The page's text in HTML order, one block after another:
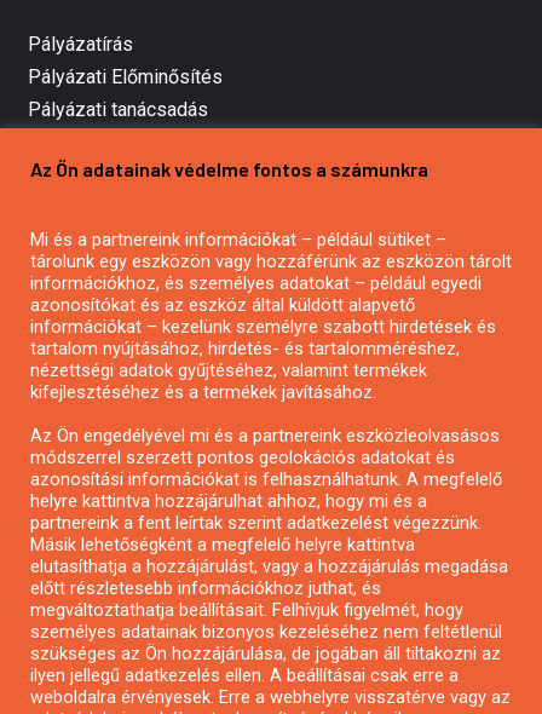
Pályázatírás
Pályázati Előminősítés
Pályázati tanácsadás
Mezőgazdasági pályázatírás
Pályázatírás civil szervezeteknek
Pályázatírás önkormányzatoknak
Pályázatfigyelés
Specifikus pályázatfigyelés vagy hírlevél
Pályázatok magánszemélyeknek
Pályázatok civil szervezeteknek
Pályázatok vállalkozásoknak
Önkormányzati pályázatok
Mezőgazdasági pályázatok
Falusi turizmus pályázatok
Napelem pályázatok
Az Ön adatainak védelme fontos a számunkra
Mi és a partnereink információkat – például sütiket –
tárolunk egy eszközön vagy hozzáférünk az eszközön tárolt
információkhoz, és személyes adatokat – például egyedi
azonosítókat és az eszköz által küldött alapvető
információkat – kezelünk személyre szabott hirdetések és
tartalom nyújtásához, hirdetés- és tartalomméréshez,
nézettségi adatok gyűjtéséhez, valamint termékek
kifejlesztéséhez és a termékek javításához.
Az Ön engedélyével mi és a partnereink eszközleolvasásos
módszerrel szerzett pontos geolokációs adatokat és
azonosítási információkat is felhasználhatunk. A megfelelő
helyre kattintva hozzájárulhat ahhoz, hogy mi és a
partnereink a fent leírtak szerint adatkezelést végezzünk.
Másik lehetőségként a megfelelő helyre kattintva
elutasíthatja a hozzájárulást, vagy a hozzájárulás megadása
előtt részletesebb információkhoz juthat, és
megváltoztathatja beállításait. Felhívjuk figyelmét, hogy
személyes adatainak bizonyos kezeléséhez nem feltétlenül
szükséges az Ön hozzájárulása, de jogában áll tiltakozni az
ilyen jellegű adatkezelés ellen. A beállításai csak erre a
weboldalra érvényesek. Erre a webhelyre visszatérve vagy az